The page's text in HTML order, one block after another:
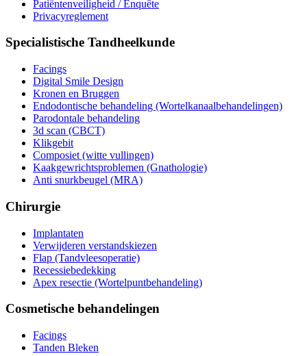
Patiëntenveiligheid / Enquête
Privacyreglement
Specialistische Tandheelkunde
Facings
Digital Smile Design
Kronen en Bruggen
Endodontische behandeling (Wortelkanaalbehandelingen)
Parodontale behandeling
3d scan (CBCT)
Klikgebit
Composiet (witte vullingen)
Kaakgewrichtsproblemen (Gnathologie)
Anti snurkbeugel (MRA)
Chirurgie
Implantaten
Verwijderen verstandskiezen
Flap (Tandvleesoperatie)
Recessiebedekking
Apex resectie (Wortelpuntbehandeling)
Cosmetische behandelingen
Facings
Tanden Bleken